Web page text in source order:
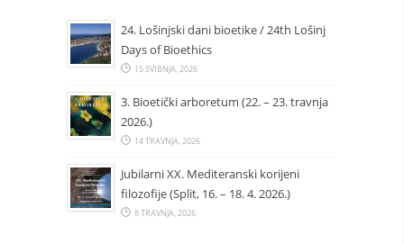
24. Lošinjski dani bioetike / 24th Lošinj
Days of Bioethics
15 SVIBNJA, 2026
3. Bioetički arboretum (22. – 23. travnja
2026.)
14 TRAVNJA, 2026
Jubilarni XX. Mediteranski korijeni
filozofije (Split, 16. – 18. 4. 2026.)
8 TRAVNJA, 2026